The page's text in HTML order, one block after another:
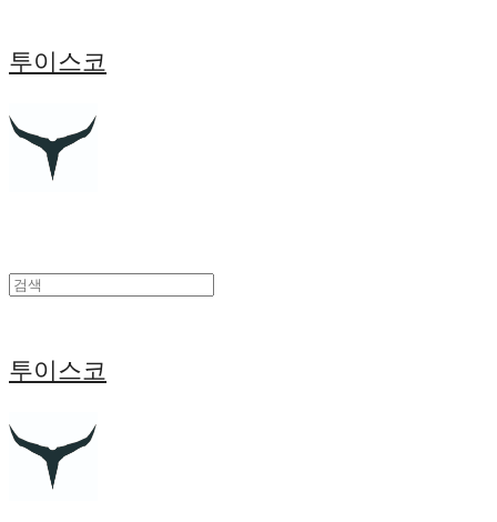
투이스코
투이스코